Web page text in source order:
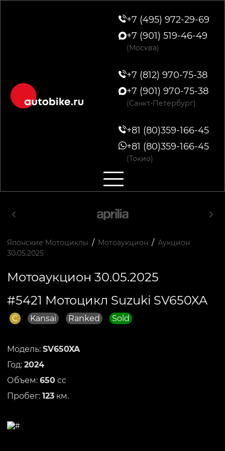
+7 (495) 972-29-69
+7 (901) 519-46-49
(Москва)
+7 (812) 970-75-38
+7 (901) 970-75-38
(Санкт-Петербург)
+81 (80)359-166-45
+81 (80)359-166-45
(Токио)
Японские Мотоциклы / Мотоаукцион / Аукцион
30.05.2025
Мотоаукцион 30.05.2025
#5421 Мотоцикл Suzuki SV650XA
C Kansai Ranked Sold
Модель: SV650XA
Год: 2024
Объем: 650 сс
Пробег: 123 км.